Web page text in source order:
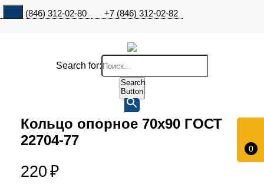
+7 (846) 312-02-80 +7 (846) 312-02-82
0
Search for:
Search
Button
Кольцо опорное 70х90 ГОСТ
22704-77
220 ₽